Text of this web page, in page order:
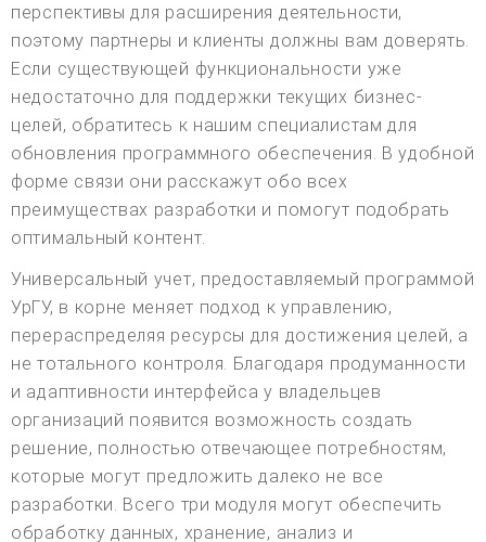
перспективы для расширения деятельности,
поэтому партнеры и клиенты должны вам доверять.
Если существующей функциональности уже
недостаточно для поддержки текущих бизнес-
целей, обратитесь к нашим специалистам для
обновления программного обеспечения. В удобной
форме связи они расскажут обо всех
преимуществах разработки и помогут подобрать
оптимальный контент.
Универсальный учет, предоставляемый программой
УрГУ, в корне меняет подход к управлению,
перераспределяя ресурсы для достижения целей, а
не тотального контроля. Благодаря продуманности
и адаптивности интерфейса у владельцев
организаций появится возможность создать
решение, полностью отвечающее потребностям,
которые могут предложить далеко не все
разработки. Всего три модуля могут обеспечить
обработку данных, хранение, анализ и